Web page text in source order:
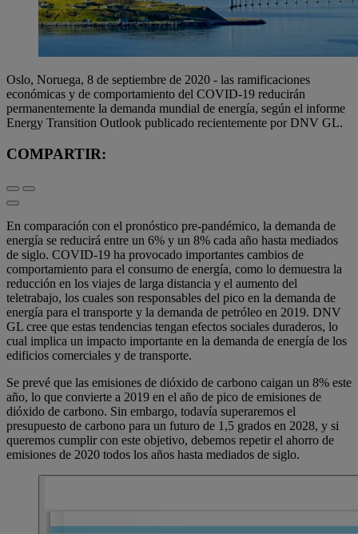
Oslo, Noruega, 8 de septiembre de 2020 - las ramificaciones
económicas y de comportamiento del COVID-19 reducirán
permanentemente la demanda mundial de energía, según el informe
Energy Transition Outlook publicado recientemente por DNV GL.
COMPARTIR:
En comparación con el pronóstico pre-pandémico, la demanda de
energía se reducirá entre un 6% y un 8% cada año hasta mediados
de siglo. COVID-19 ha provocado importantes cambios de
comportamiento para el consumo de energía, como lo demuestra la
reducción en los viajes de larga distancia y el aumento del
teletrabajo, los cuales son responsables del pico en la demanda de
energía para el transporte y la demanda de petróleo en 2019. DNV
GL cree que estas tendencias tengan efectos sociales duraderos, lo
cual implica un impacto importante en la demanda de energía de los
edificios comerciales y de transporte.
Se prevé que las emisiones de dióxido de carbono caigan un 8% este
año, lo que convierte a 2019 en el año de pico de emisiones de
dióxido de carbono. Sin embargo, todavía superaremos el
presupuesto de carbono para un futuro de 1,5 grados en 2028, y si
queremos cumplir con este objetivo, debemos repetir el ahorro de
emisiones de 2020 todos los años hasta mediados de siglo.